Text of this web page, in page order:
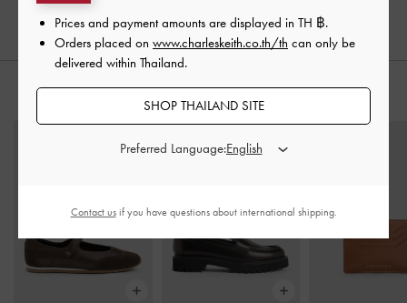
สไตล์ลุคด้วย
Prices and payment amounts are displayed in TH ฿.
Orders placed on www.charleskeith.co.th/th can only be
delivered within Thailand.
SHOP THAILAND SITE
Preferred Language:
Contact usif you have questions about international shipping.